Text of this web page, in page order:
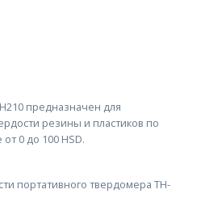
предназначен для
резины и пластиков по
0 до 100 HSD.
портативного твердомера TH-